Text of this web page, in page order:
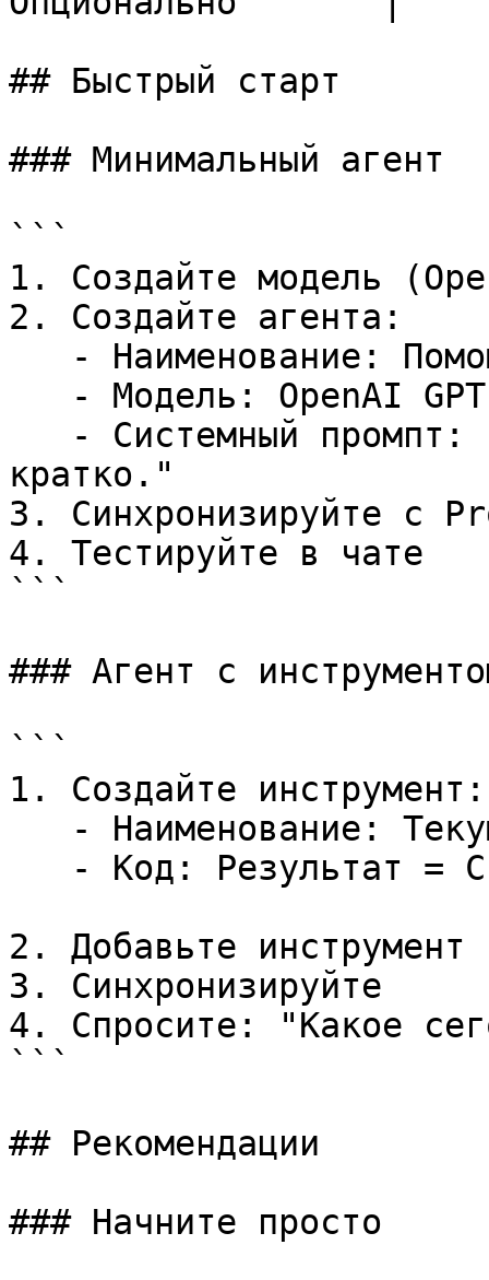
## Быстрый старт
### Минимальный агент
```
1. Создайте модель
2. Создайте агента:
кратко."
3. Синхронизируйте с
4. Тестируйте в чате
```
### Агент с
```
1. Создайте инструмент:
2. Добавьте инструмент
3. Синхронизируйте
4. Спросите: "Какое
```
## Рекомендации
### Начните просто